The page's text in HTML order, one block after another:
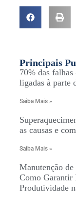
Principais
70% das
ligadas à parte
Saiba Mais »
as causas e
Saiba Mais »
Manutenção
Como Garantir
Produtividade